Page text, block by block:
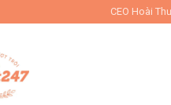
CEO Hoài